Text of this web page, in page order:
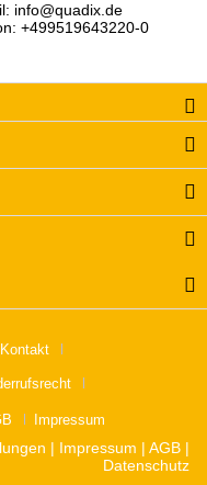
info@quadix.de
+499519643220-0
Kontakt
Impressum
| Impressum | AGB |
Datenschutz